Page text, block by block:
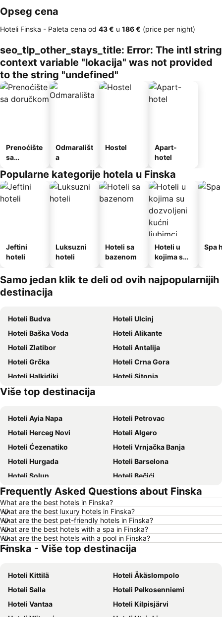
Opseg cena
Hoteli Finska - Paleta cena od ‎43 € u ‎186 € (price per night)
seo_tlp_other_stays_title: Error: The intl string
context variable "lokacija" was not provided
to the string "undefined"
Prenoćište
sa
Odmarališt
a
Hostel
Apart-
hotel
Popularne kategorije hotela u Finska
Jeftini
hoteli
Luksuzni
hoteli
Hoteli sa
bazenom
Hoteli u
kojima su
kućni
ljubimci
Spa
Samo jedan klik te deli od ovih najpopularnijih
destinacija
Hoteli Budva
Hoteli Ulcinj
Hoteli Baška Voda
Hoteli Alikante
Hoteli Zlatibor
Hoteli Antalija
Hoteli Grčka
Hoteli Crna Gora
Hoteli Halkidiki
Hoteli Sitonia
Hoteli Krit
Više top destinacija
Hoteli Ayia Napa
Hoteli Petrovac
Hoteli Herceg Novi
Hoteli Algero
Hoteli Ćezenatiko
Hoteli Vrnjačka Banja
Hoteli Hurgada
Hoteli Barselona
Hoteli Solun
Hoteli Bečići
Hoteli Hanija
Hoteli Tivat
Hoteli Nica
Hoteli Rim
Hoteli Nei Pori
Hoteli Pefkohori
Hoteli Rimini
Hoteli Milano
Hoteli Krf
Hoteli Sardinija
Hoteli Ostrvo Tasos
Hoteli Santorini
Hoteli Italija
Hoteli Srbija
Hoteli Malta
Frequently Asked Questions about Finska
What are the best hotels in Finska?
What are the best luxury hotels in Finska?
What are the best pet-friendly hotels in Finska?
What are the best hotels with a spa in Finska?
What are the best hotels with a pool in Finska?
Finska - Više top destinacija
Hoteli Kittilä
Hoteli Äkäslompolo
Hoteli Salla
Hoteli Pelkosenniemi
Hoteli Vantaa
Hoteli Kilpisjärvi